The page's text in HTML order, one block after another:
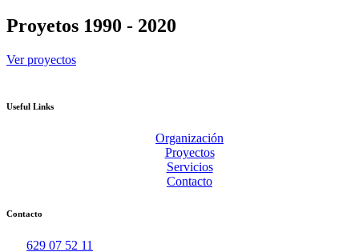
Proyetos 1990 - 2020
Ver proyectos
Useful Links
Organización
Proyectos
Servicios
Contacto
Contacto
629 07 52 11